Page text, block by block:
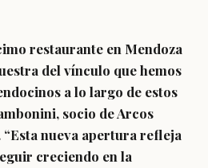
restaurante en Mendoza
del vínculo que hemos
a lo largo de estos
socio de Arcos
nueva apertura refleja
creciendo en la